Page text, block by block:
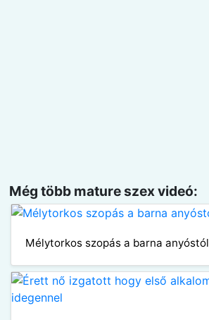
Még több mature szex videó:
Mélytorkos szopás a barna anyóstól